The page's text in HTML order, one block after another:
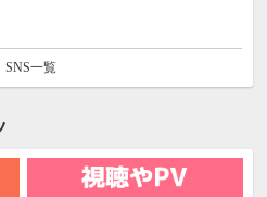
SNS一覧